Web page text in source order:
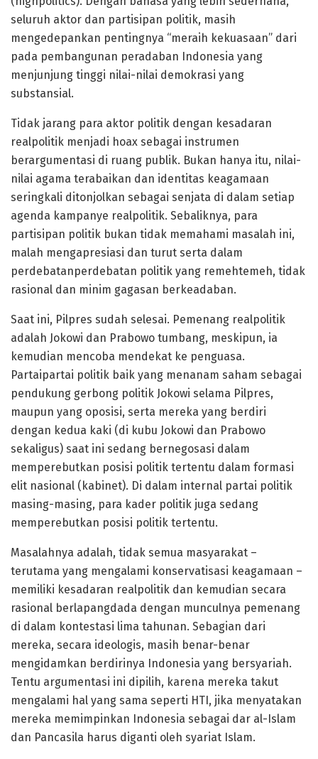
seluruh aktor dan partisipan politik, masih
mengedepankan pentingnya “meraih kekuasaan” dari
pada pembangunan peradaban Indonesia yang
menjunjung tinggi nilai-nilai demokrasi yang
substansial.
Tidak jarang para aktor politik dengan kesadaran
realpolitik menjadi hoax sebagai instrumen
berargumentasi di ruang publik. Bukan hanya itu, nilai-
nilai agama terabaikan dan identitas keagamaan
seringkali ditonjolkan sebagai senjata di dalam setiap
agenda kampanye realpolitik. Sebaliknya, para
partisipan politik bukan tidak memahami masalah ini,
malah mengapresiasi dan turut serta dalam
perdebatanperdebatan politik yang remehtemeh, tidak
rasional dan minim gagasan berkeadaban.
Saat ini, Pilpres sudah selesai. Pemenang realpolitik
adalah Jokowi dan Prabowo tumbang, meskipun, ia
kemudian mencoba mendekat ke penguasa.
Partaipartai politik baik yang menanam saham sebagai
pendukung gerbong politik Jokowi selama Pilpres,
maupun yang oposisi, serta mereka yang berdiri
dengan kedua kaki (di kubu Jokowi dan Prabowo
sekaligus) saat ini sedang bernegosasi dalam
memperebutkan posisi politik tertentu dalam formasi
elit nasional (kabinet). Di dalam internal partai politik
masing-masing, para kader politik juga sedang
memperebutkan posisi politik tertentu.
Masalahnya adalah, tidak semua masyarakat –
terutama yang mengalami konservatisasi keagamaan –
memiliki kesadaran realpolitik dan kemudian secara
rasional berlapangdada dengan munculnya pemenang
di dalam kontestasi lima tahunan. Sebagian dari
mereka, secara ideologis, masih benar-benar
mengidamkan berdirinya Indonesia yang bersyariah.
Tentu argumentasi ini dipilih, karena mereka takut
mengalami hal yang sama seperti HTI, jika menyatakan
mereka memimpinkan Indonesia sebagai dar al-Islam
dan Pancasila harus diganti oleh syariat Islam.